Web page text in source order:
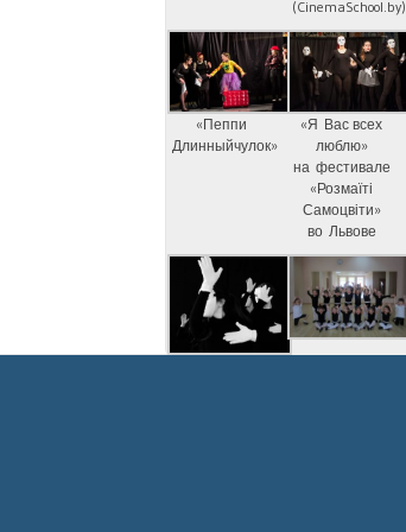
(CinemaSchool.by)
«Пеппи
Длинныйчулок»
«Я Вас всех
люблю»
на фестивале
«Розмаїті
Самоцвіти»
во Львове